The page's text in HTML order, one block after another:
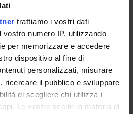
trattiamo i vostri dati
vostro numero IP, utilizzando
per memorizzare e accedere
dispositivo al fine di
personalizzati, misurare
ricercare il pubblico e sviluppare
di scegliere chi utilizza i
Le vostre scelte in materia di
SERVIZIO
STUDENTI